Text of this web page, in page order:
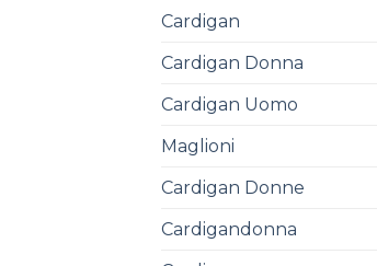
Cardigan
Cardigan Donna
Cardigan Uomo
Maglioni
Cardigan Donne
Cardigandonna